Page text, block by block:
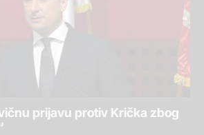
prijavu protiv Krička zbog